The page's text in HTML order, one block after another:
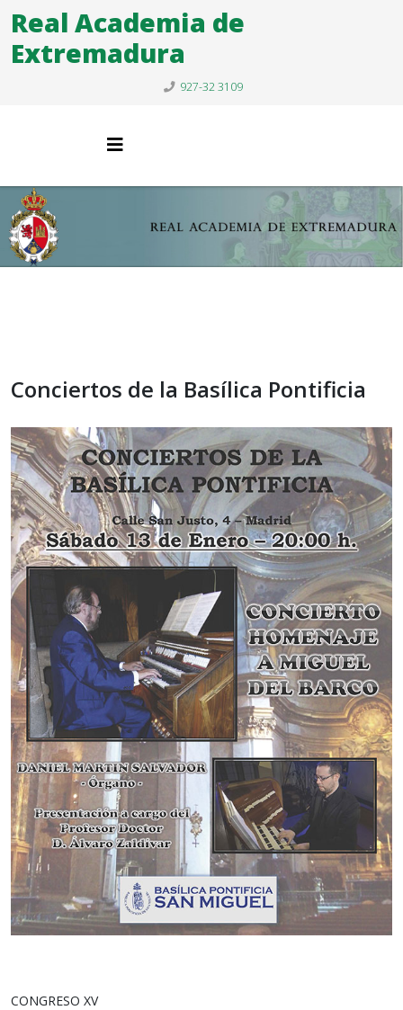
Real Academia de
Extremadura
927-32 3109
Conciertos de la Basílica Pontificia
CONGRESO XV